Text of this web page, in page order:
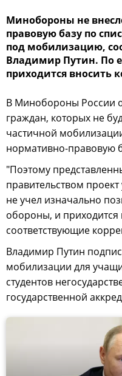
Минобороны не
правовую базу по
под мобилизацию,
Владимир Путин. По
приходится вносить
В Минобороны России
граждан, которых не
частичной
нормативно-правовую
"Поэтому
правительством
не учел изначально
обороны, и приходится
соответствующие
Владимир Путин
мобилизации для
студентов
государственной